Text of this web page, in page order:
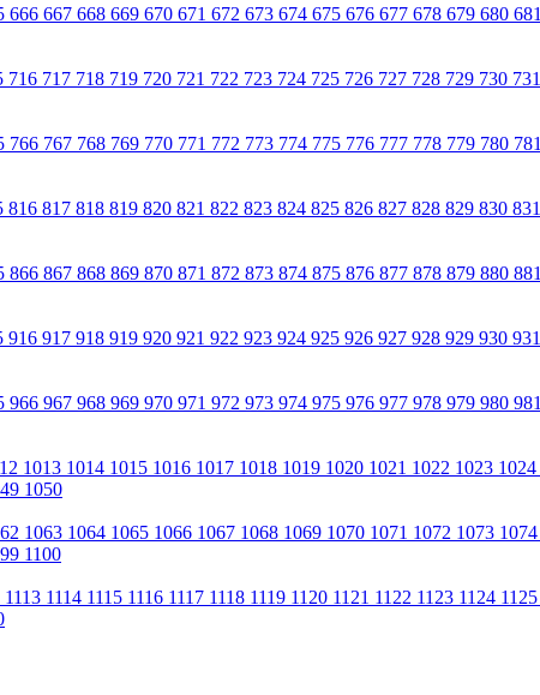
666 667 668 669 670 671 672 673 674 675 676 677 678 679 680 681
716 717 718 719 720 721 722 723 724 725 726 727 728 729 730 731
766 767 768 769 770 771 772 773 774 775 776 777 778 779 780 781
816 817 818 819 820 821 822 823 824 825 826 827 828 829 830 831
866 867 868 869 870 871 872 873 874 875 876 877 878 879 880 881
916 917 918 919 920 921 922 923 924 925 926 927 928 929 930 931
966 967 968 969 970 971 972 973 974 975 976 977 978 979 980 981
1013 1014 1015 1016 1017 1018 1019 1020 1021 1022 1023 1024
1050
1063 1064 1065 1066 1067 1068 1069 1070 1071 1072 1073 1074
1100
1113 1114 1115 1116 1117 1118 1119 1120 1121 1122 1123 1124 1125